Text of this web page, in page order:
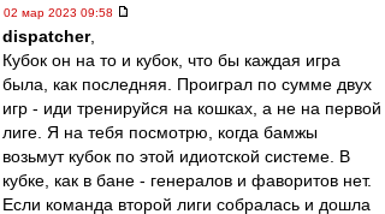
02 мар 2023 09:58
dispatcher,
Кубок он на то и кубок, что бы каждая игра
была, как последняя. Проиграл по сумме двух
игр - иди тренируйся на кошках, а не на первой
лиге. Я на тебя посмотрю, когда бамжы
возьмут кубок по этой идиотской системе. В
кубке, как в бане - генералов и фаворитов нет.
Если команда второй лиги собралась и дошла